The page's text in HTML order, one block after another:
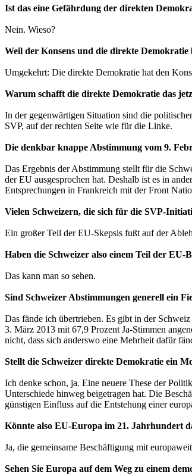
Ist das eine Gefährdung der direkten
Nein. Wieso?
Weil der Konsens und die direkte
Umgekehrt: Die direkte Demokratie hat den
Warum schafft die direkte Demokratie das
In der gegenwärtigen Situation sind die
SVP, auf der rechten Seite wie für die Linke.
Die denkbar knappe Abstimmung vom 9.
Das Ergebnis der Abstimmung stellt für die
der EU ausgesprochen hat. Deshalb ist es in
Entsprechungen in Frankreich mit der Front
Vielen Schweizern, die sich für die SVP-
Ein großer Teil der EU-Skepsis fußt auf der
Haben die Schweizer also einem Teil der EU-
Das kann man so sehen.
Sind Schweizer Abstimmungen generell ein
Das fände ich übertrieben. Es gibt in der
3. März 2013 mit 67,9 Prozent Ja-Stimmen
nicht, dass sich anderswo eine Mehrheit dafür
Stellt die Schweizer direkte Demokratie ein
Ich denke schon, ja. Eine neuere These der
Unterschiede hinweg beigetragen hat. Die
günstigen Einfluss auf die Entstehung einer
Könnte also EU-Europa im 21. Jahrhundert
Ja, die gemeinsame Beschäftigung mit
Sehen Sie Europa auf dem Weg zu einem